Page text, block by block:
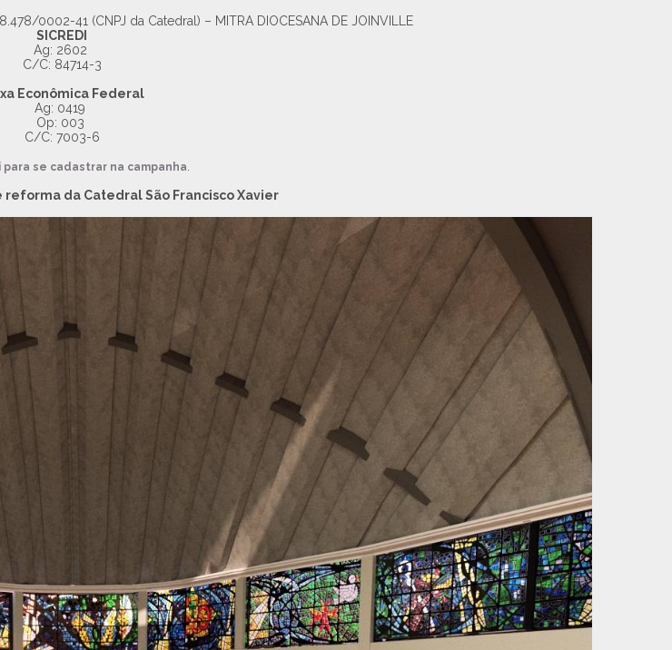
0002-41 (CNPJ da Catedral) – MITRA DIOCESANA DE JOINVILLE
SICREDI
Ag: 2602
C/C: 84714-3
Econômica Federal
Ag: 0419
Op: 003
C/C: 7003-6
para se cadastrar na campanha
da Catedral São Francisco Xavier